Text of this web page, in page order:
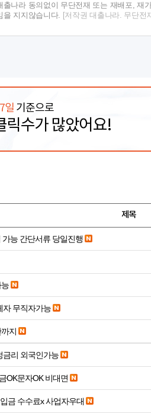
출나라 동의없이 무단전재 또는 재배포, 재
을 지지않습니다.
[저작권 대출나라. 무단전
일 기준으로
릭수가 많았어요!
제목
능 간단서류 당일진행
자 무직자가능
지
금리 외국인가능
OK문자OK 비대면
전국 비대면 급하신분 당일입금 수수료x 사업자우대